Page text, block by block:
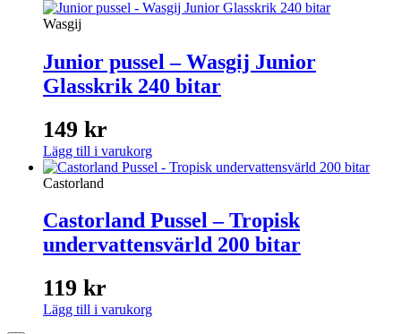
Wasgij
Junior pussel – Wasgij Junior
Glasskrik 240 bitar
149 kr
Lägg till i varukorg
Castorland
Castorland Pussel – Tropisk
undervattensvärld 200 bitar
119 kr
Lägg till i varukorg